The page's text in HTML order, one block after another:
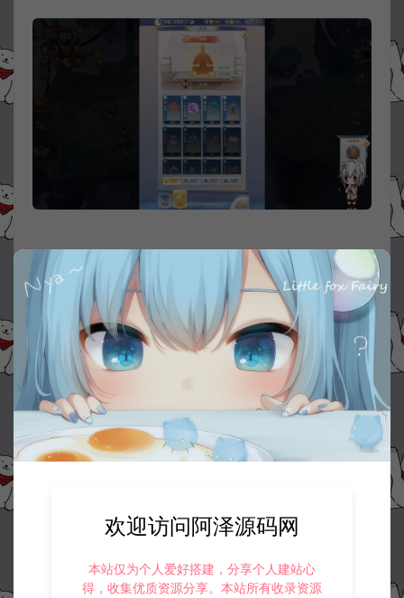
欢迎访问阿泽源码网
本站仅为个人爱好搭建，分享个人建站心
得，收集优质资源分享。本站所有收录资源